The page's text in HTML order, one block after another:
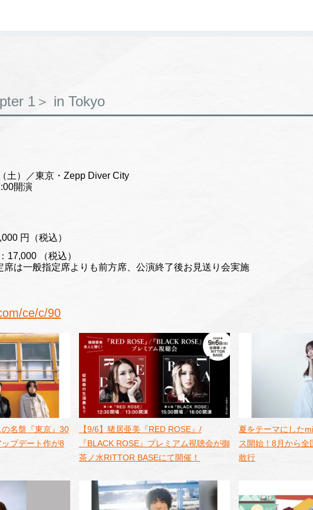
1＞ in Tokyo
土）／東京・Zepp Diver City
開演
円（税込）
17,000 （税込）
一般指定席よりも前方席、公演終了後お見送り会実施
ce/c/90
名盤『東京』30
プデート作が8
【9/6】猪居亜美『RED ROSE』/
『BLACK ROSE』プレミアム視聴会が御
茶ノ水RITTOR BASEにて開催！
夏をテーマにした
ス開始！8月から全
敢行